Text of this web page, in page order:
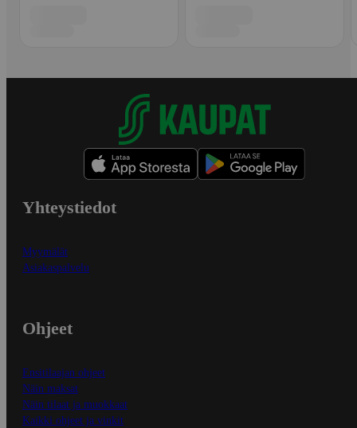
Yhteystiedot
Myymälät
Asiakaspalvelu
Ohjeet
Ensitilaajan ohjeet
Näin maksat
Näin tilaat ja muokkaat
Kaikki ohjeet ja vinkit